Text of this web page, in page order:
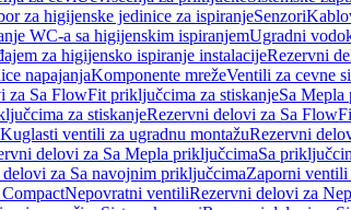
za higijenske jedinice za ispiranjeSenzori
WC-a sa higijenskim ispiranjemUgradni
za higijensko ispiranje instalacijeRezervni
napajanjaKomponente mrežeVentili za cevne
za Sa FlowFit priključcima za stiskanjeSa Mepla
za stiskanjeRezervni delovi za Sa
Kuglasti ventili za ugradnu montažuRezervni
delovi za Sa Mepla priključcimaSa
za Sa navojnim priključcimaZaporni ventili
Nepovratni ventiliRezervni delovi za